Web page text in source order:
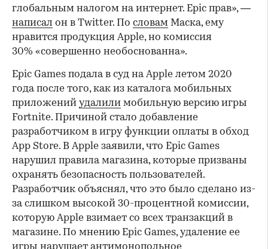
глобальным налогом на интернет. Epic прав», —
написал он в Twitter. По словам Маска, ему
нравится продукция Apple, но комиссия
30% «совершенно необоснованна».
Epic Games подала в суд на Apple летом 2020
года после того, как из каталога мобильных
приложений удалили мобильную версию игры
Fortnite. Причиной стало добавление
разработчиком в игру функции оплаты в обход
App Store. В Apple заявили, что Epic Games
нарушил правила магазина, которые призваны
охранять безопасность пользователей.
Разработчик объяснял, что это было сделано из-
за слишком высокой 30-процентной комиссии,
которую Apple взимает со всех транзакций в
магазине. По мнению Epic Games, удаление ее
игры нарушает антимонопольное